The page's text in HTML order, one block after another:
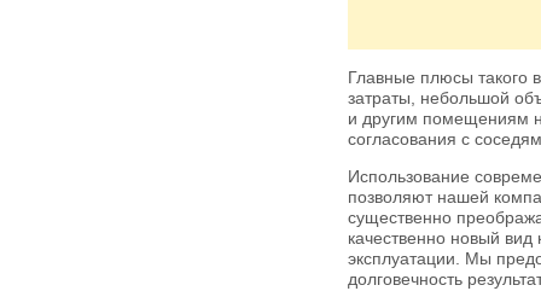
Главные плюсы такого
затраты, небольшой
и другим помещениям
согласования с
Использование
позволяют нашей
существенно
качественно новый
эксплуатации. Мы
долговечность